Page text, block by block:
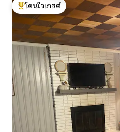
โดนใจเกสต์ที่สุด
โดนใจเกสต์